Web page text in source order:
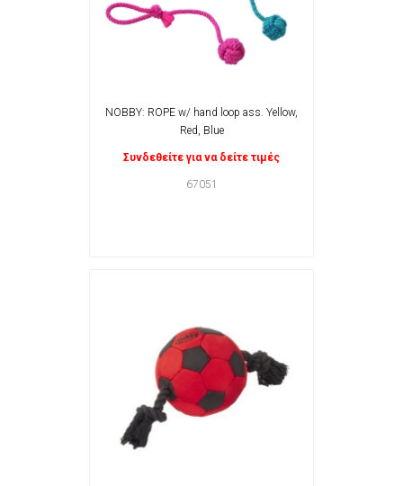
NOBBY: ROPE w/ hand loop ass. Yellow,
Red, Blue
Συνδεθείτε για να δείτε τιμές
67051